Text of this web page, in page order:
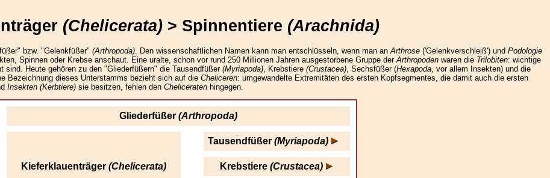
(Chelicerata)> Spinnentiere (Arachnida)
bzw. "Gelenkfüßer" (Arthropoda) . Den wissenschaftlichen Namen kann man entschlüsseln, wenn man an Arthrose ('Gelenkverschleiß') und Podologie
Spinnen oder Krebse anschaut. Eine uralte, schon vor rund 250 Millionen Jahren ausgestorbene Gruppe der Arthropoden waren die Trilobiten: wichtige
sind. Heute gehören zu den "Gliederfüßern" die Tausendfüßer (Myriapoda) , Krebstiere (Crustacea) , Sechsfüßer (Hexapoda , vor allem Insekten) und die
Bezeichnung dieses Unterstamms bezieht sich auf die Cheliceren: umgewandelte Extremitäten des ersten Kopfsegmentes, die damit auch die ersten
Insekten (Kerbtiere) sie besitzen, fehlen den Cheliceraten hingegen.
Gliederfüßer (Arthropoda)
Kieferklauenträger (Chelicerata)
Tausendfüßer (Myriapoda)
Krebstiere (Crustacea)